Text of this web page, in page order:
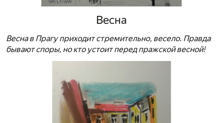
Весна
Весна в Прагу приходит стремительно, весело. Правда
бывают споры, но кто устоит перед пражской весной!